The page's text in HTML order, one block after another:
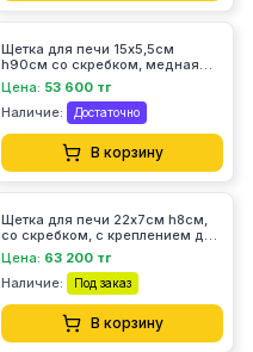
Щетка для печи 15х5,5см
h90см со скребком, медная
257/1LC
Цена: 53 600 тг
Наличие:
Достаточно
В корзину
Щетка для печи 22х7см h8см,
со скребком, с креплением для
ручки (d3см), медная 104LC
Цена: 63 200 тг
Наличие:
Под заказ
В корзину